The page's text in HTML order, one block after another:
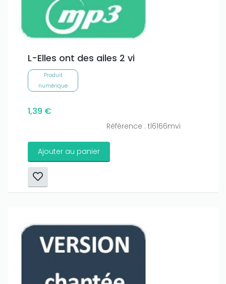
L-Elles ont des ailes 2 vi
Produit
numérique
1,39 €
Référence : tl6166mvi
Ajouter au panier
Only play at Joo casinoif you really want to win a huge
amount on your credits!